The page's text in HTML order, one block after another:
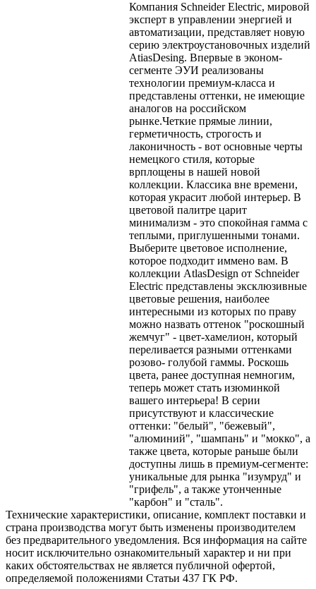
Компания Schneider Electric, мировой
эксперт в управлении энергией и
автоматизации, представляет новую
серию электроустановочных изделий
AtiasDesing. Впервые в эконом-
сегменте ЭУИ реализованы
технологии премиум-класса и
представлены оттенки, не имеющие
аналогов на российском
рынке.Четкие прямые линии,
герметичность, строгость и
лаконичность - вот основные черты
немецкого стиля, которые
врплощены в нашей новой
коллекции. Классика вне времени,
которая украсит любой интерьер. В
цветовой палитре царит
минимализм - это спокойная гамма с
теплыми, приглушенными тонами.
Выберите цветовое исполнение,
которое подходит иммено вам. В
коллекции AtlasDesign от Schneider
Electric представлены эксклюзивные
цветовые решения, наиболее
интересными из которых по праву
можно назвать оттенок "роскошный
жемчуг" - цвет-хамелион, который
переливается разными оттенками
розово- голубой гаммы. Роскошь
цвета, ранее доступная немногим,
теперь может стать изюминкой
вашего интерьера! В серии
присутствуют и классические
оттенки: "белый", "бежевый",
"алюминий", "шампань" и "мокко", а
также цвета, которые раньше были
доступны лишь в премиум-сегменте:
уникальные для рынка "изумруд" и
"грифель", а также утонченные
"карбон" и "сталь".
Технические характеристики, описание, комплект поставки и
страна производства могут быть изменены производителем
без предварительного уведомления. Вся информация на сайте
носит исключительно ознакомительный характер и ни при
каких обстоятельствах не является публичной офертой,
определяемой положениями Статьи 437 ГК РФ.